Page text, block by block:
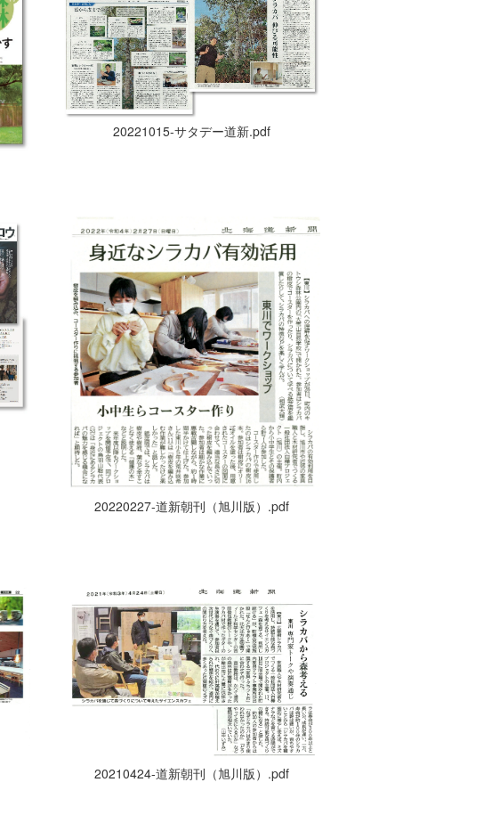
20221015-サタデー道新.pdf
20220227-道新朝刊（旭川版）.pdf
20210424-道新朝刊（旭川版）.pdf